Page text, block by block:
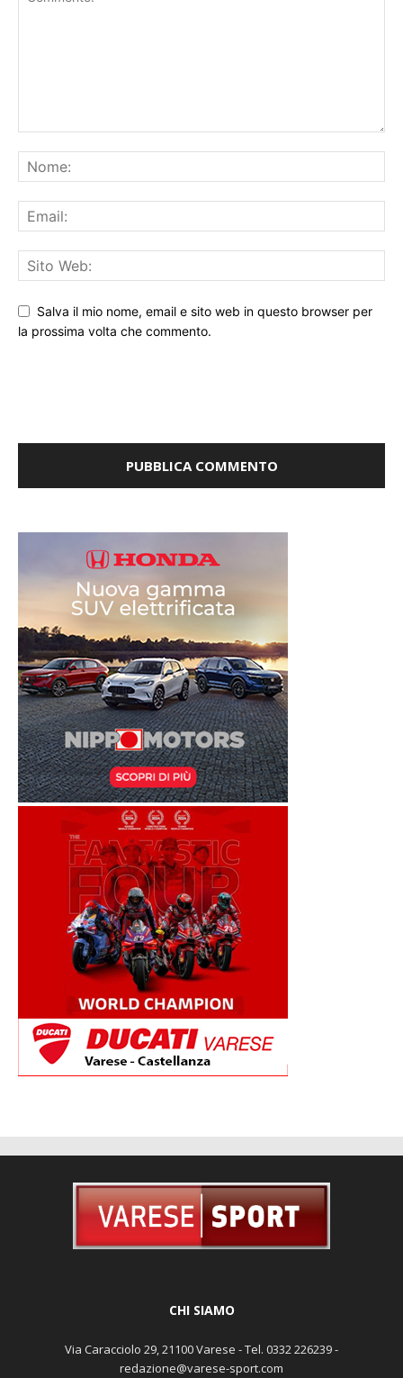
Salva il mio nome, email e sito web in questo browser per
la prossima volta che commento.
CHI SIAMO
Via Caracciolo 29, 21100 Varese - Tel. 0332 226239 -
redazione@varese-sport.com